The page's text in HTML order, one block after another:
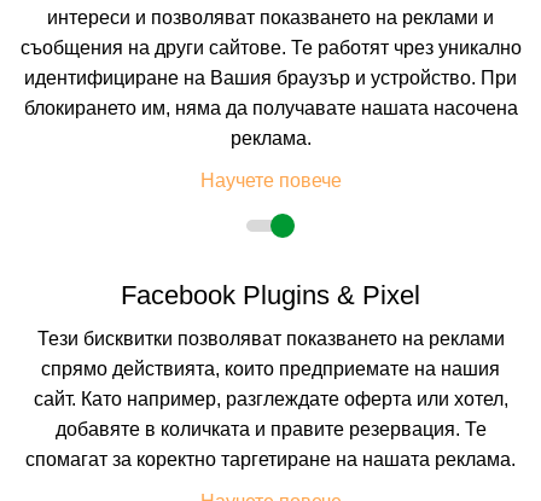
ЧУЧУЛЕВ
СОЗОПОЛ, БУРГАС, БЪЛГАРИЯ Покажи на картата
8.6
(от 3 мнения на клиенти)
BO(Само Нощувка)
24.98 лв. /12.77 €
интереси и позволяват показването на реклами и
съобщения на други сайтове. Те работят чрез уникално
идентифициране на Вашия браузър и устройство. При
блокирането им, няма да получавате нашата насочена
реклама.
Научете повече
Facebook Plugins & Pixel
Тези бисквитки позволяват показването на реклами
спрямо действията, които предприемате на нашия
сайт. Като например, разглеждате оферта или хотел,
добавяте в количката и правите резервация. Те
спомагат за коректно таргетиране на нашата реклама.